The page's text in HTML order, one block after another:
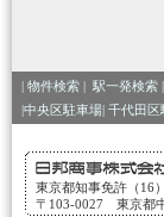
| 物件検索 | 駅一発検索 |
|中央区駐車場| 千代田区
東京都知事免許（16
〒103-0027 東京都